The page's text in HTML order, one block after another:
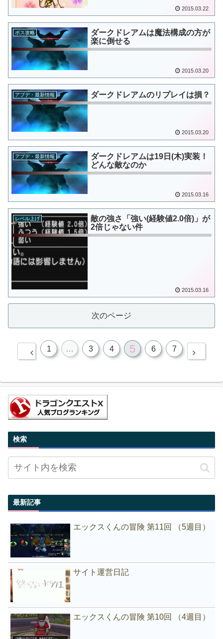
2015.03.22
ボス攻略
ダークドレアムは魔法構成の方が
楽に倒せる
2015.03.20
アプデ・最新情報 ダークドレアムのリプレイは損？
2015.03.20
アプデ・最新情報
ダークドレアムは19日(木)実装！
どんな敵なのか
2015.03.16
レベル上げ
敵の強さ「強い(経験値2.0倍)」が
2倍じゃない件
2015.03.16
次のページ
1 … 3 4 5 6 7
検索
最新記事
エックスくんの冒険 第11回 （5週目）
サイト運営日記
エックスくんの冒険 第10回 （4週目）